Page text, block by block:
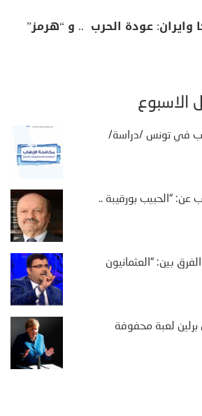
وايران: عودة الحرب .. و “هرمز”
الأسبوع
في تونس /دراسة/
“الحبيب بورقيبة ..
بين: “العثمانيون
برلين لعبة محفوفة